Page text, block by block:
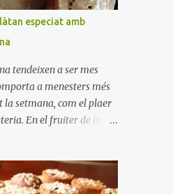
especiat amb
tendeixen a ser mes
a menesters més
la setmana, com el plaer
En el fruiter de la
bastant, no crec que
menjat tots. Així, em